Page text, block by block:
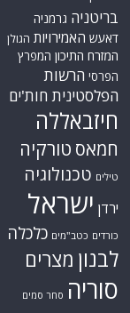
בריטניה גרמניה
דאעש האמירויות הגולן
המזרח התיכון המפרץ
הפרסי הרשות
הפלסטינית חות'ים
חיזבאללה
חמאס טורקיה
טילים טכנולוגיה
ירדן ישראל
כורדים כטב"מים כלכלה
לבנון מצרים
סוריה סחר סמים